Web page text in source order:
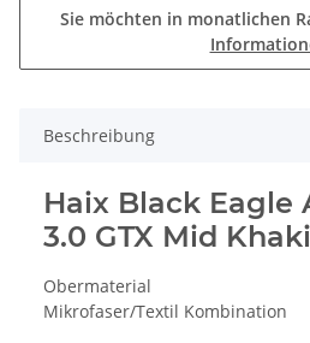
Sie möchten in monatlichen
Beschreibung
Haix Black Eagle
3.0 GTX Mid
Obermaterial
Mikrofaser/Textil Kombination